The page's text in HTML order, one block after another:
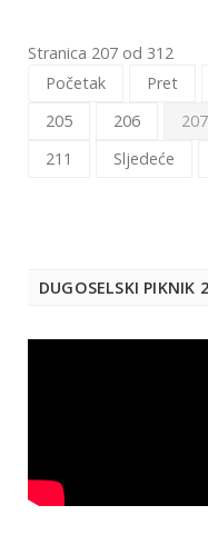
Stranica 207 od 312
Početak
Pret
205
206 207
211
Sljedeće
DUGOSELSKI PIKNIK